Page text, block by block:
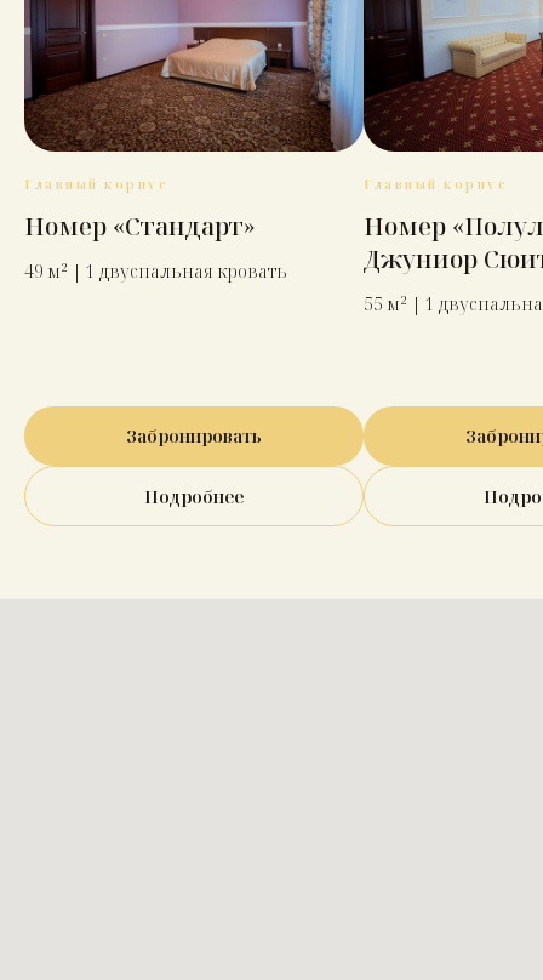
Главный корпус
Номер «Стандарт»
49 м² | 1 двуспальная кровать
Забронировать
Подробнее
Главный корпус
Номер
Джуниор
55 м² | 1